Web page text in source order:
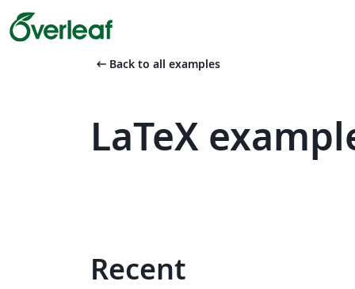
arrow_left_alt Back to all examples
LaTeX
Recent